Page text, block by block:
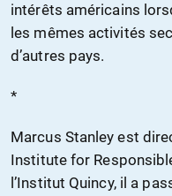
intérêts américains
les mêmes activités
d’autres pays.
*
Marcus Stanley est
Institute for
l’Institut Quincy, il a